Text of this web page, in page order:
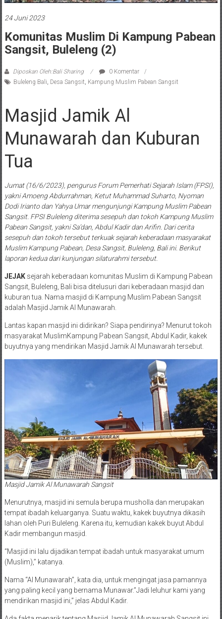
24 Juni 2023
Komunitas Muslim Di Kampung Pabean
Sangsit, Buleleng (2)
Diposkan Oleh:Bali Sharing
0 Komentar
Buleleng Bali, Desa Sangsit, Kampung Muslim Pabean Sangsit
Masjid Jamik Al
Munawarah dan Kuburan
Tua
Jumat (16/6/2023), pengurus Forum Pemerhati Sejarah Islam (FPSI),
yakni Amoeng Abdurrahman, Ketut Muhammad Suharto, Nyoman
Dodi Irianto dan Yahya Umar mengunjungi Kampung Muslim Pabean
Sangsit. FPSI Buleleng diterima sesepuh dan tokoh Kampung Muslim
Pabean Sangsit, yakni Sa’dan, Abdul Kadir dan Arifin. Dari cerita
sesepuh dan tokoh tersebut terkuak sejarah keberadaan masyarakat
Muslim Kampung Pabean, Desa Sangsit, Buleleng, Bali ini. Berikut
laporan kedua dari kunjungan silaturahmi tersebut.
JEJAKsejarah keberadaan komunitas Muslim di Kampung Pabean
Sangsit, Buleleng, Bali bisa ditelusuri dari keberadaan masjid dan
kuburan tua. Nama masjid di Kampung Muslim Pabean Sangsit
adalah Masjid Jamik Al Munawarah.
Lantas kapan masjid ini didirikan? Siapa pendirinya? Menurut tokoh
masyarakat MuslimKampung Pabean Sangsit, Abdul Kadir, kakek
buyutnya yang mendirikan Masjid Jamik Al Munawarah tersebut.
Masjid Jamik Al Munawarah Sangsit
Menurutnya, masjid ini semula berupa musholla dan merupakan
tempat ibadah keluarganya. Suatu waktu, kakek buyutnya dikasih
lahan oleh Puri Buleleng. Karena itu, kemudian kakek buyut Abdul
Kadir membangun masjid.
“Masjid ini lalu dijadikan tempat ibadah untuk masyarakat umum
(Muslim),” katanya.
Nama “Al Munawarah”, kata dia, untuk mengingat jasa pamannya
yang paling kecil yang bernama Munawar.”Jadi leluhur kami yang
mendirikan masjid ini,” jelas Abdul Kadir.